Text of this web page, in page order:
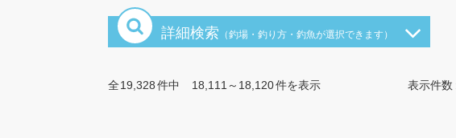
詳細検索 （釣場・釣り方・釣魚が選択できます）
全19,328件中 18,111～18,120件を表示 表示件数